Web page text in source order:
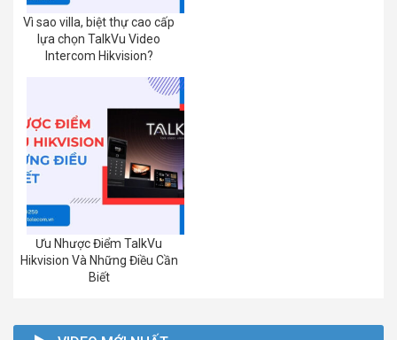
Vì sao villa, biệt thự cao cấp
lựa chọn TalkVu Video
Intercom Hikvision?
Ưu Nhược Điểm TalkVu
Hikvision Và Những Điều Cần
Biết